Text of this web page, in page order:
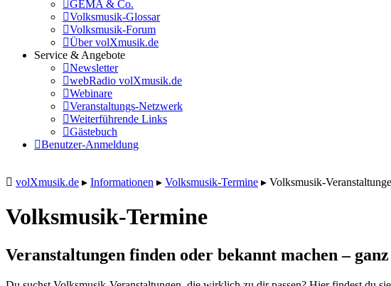
GEMA & Co.
Volksmusik-Glossar
Volksmusik-Forum
Über volXmusik.de
Service & Angebote
Newsletter
webRadio volXmusik.de
Webinare
Veranstaltungs-Netzwerk
Weiterführende Links
Gästebuch
Benutzer-Anmeldung
volXmusik.de ▸ Informationen ▸ Volksmusik-Termine ▸ Volksmusik-
Volksmusik-Termine
Veranstaltungen finden oder bekannt machen –